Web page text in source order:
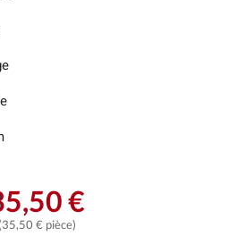
€
(35,50 € pièce)